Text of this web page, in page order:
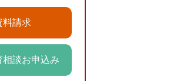
料請求
相談お申込み